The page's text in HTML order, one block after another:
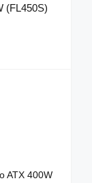
(FL450S)